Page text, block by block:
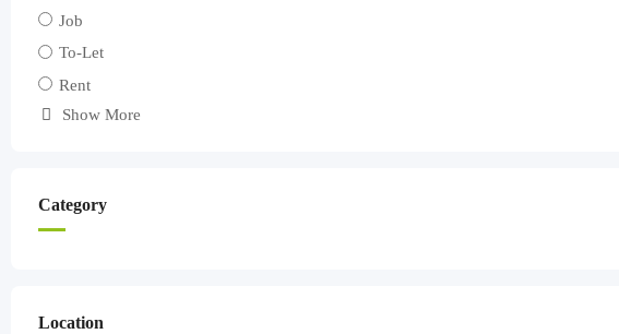
Job
To-Let
Rent
Show More
Category
Location